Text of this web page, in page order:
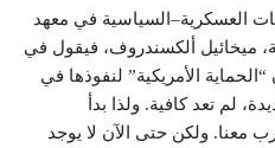
العسكرية–السياسية في معهد
ميخائيل ألكسندروف، فيقول في
الأمريكية” لنفوذها في
لم تعد كافية. ولذا بدأ
معنا. ولكن حتى الآن لا يوجد